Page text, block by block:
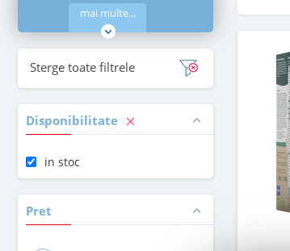
mai multe...
Sterge toate filtrele
Disponibilitate
in stoc
Pret